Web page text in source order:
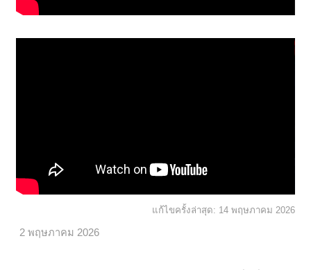
แก้ไขครั้งล่าสุด: 14 พฤษภาคม 2026
2 พฤษภาคม 2026